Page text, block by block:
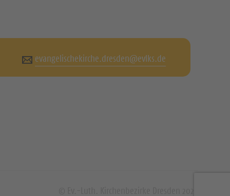
evangelischekirche.dresden@evlks.de